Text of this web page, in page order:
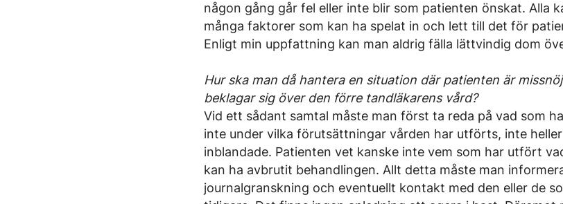
någon gång går fel eller inte blir som patienten önskat. Alla
många faktorer som kan ha spelat in och lett till det för
Enligt min uppfattning kan man aldrig fälla lättvindig dom
Hur ska man då hantera en situation där patienten är
beklagar sig över den förre tandläkarens vård?
Vid ett sådant samtal måste man först ta reda på vad som
inte under vilka förutsättningar vården har utförts, inte
inblandade. Patienten vet kanske inte vem som har utfört
kan ha avbrutit behandlingen. Allt detta måste man
journalgranskning och eventuellt kontakt med den eller de